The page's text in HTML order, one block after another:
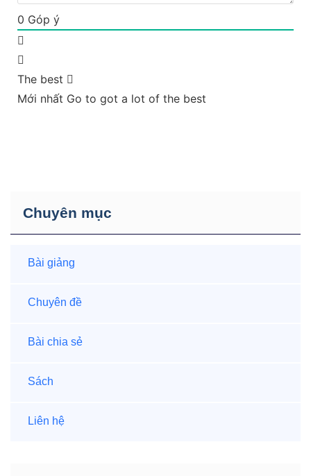
0 Góp ý
The best
Mới nhất Go to got a lot of the best
Chuyên mục
Bài giảng
Chuyên đề
Bài chia sẻ
Sách
Liên hệ